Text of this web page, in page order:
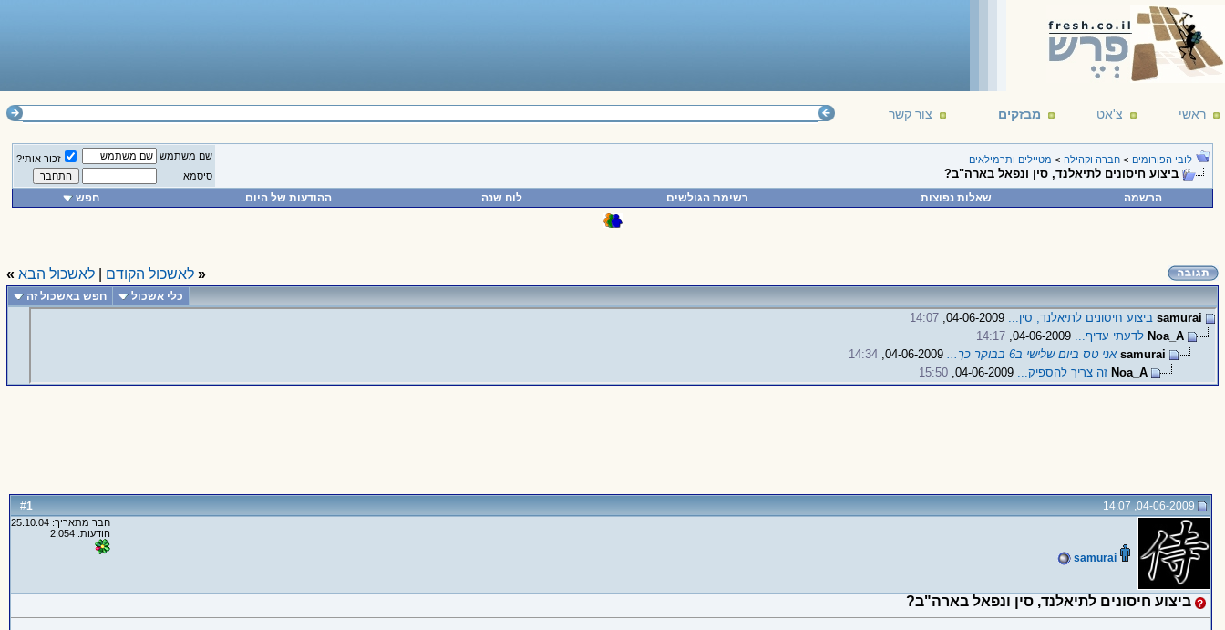
ראשי צ'אט מבזקים צור קשר
לובי הפורומים > חברה וקהילה > מטיילים ותרמילאים
ביצוע חיסונים לתיאלנד, סין ונפאל בארה"ב?
שם משתמש
זכור אותי?
סיסמא
הרשמה שאלות נפוצות רשימת הגולשים לוח שנה ההודעות של היום חפש
« לאשכול הקודם לאשכול הבא »
כלי אשכול חפש באשכול זה
samurai ביצוע חיסונים לתיאלנד, סין...
14:07
Noa_A לדעתי עדיף...
14:17
samurai אני טס ביום שלישי ב6 בבוקר כך... 04-06-2009,
14:34
Noa_A זה צריך להספיק... 15:50
#
1 04-06-2009, 14:07
samurai
חבר מתאריך: 25.10.04
הודעות: 2,054
ביצוע חיסונים לתיאלנד, סין ונפאל בארה"ב?